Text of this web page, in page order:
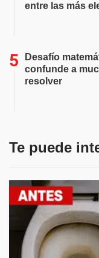
entre las más
Desafío
confunde a
resolver
Te puede